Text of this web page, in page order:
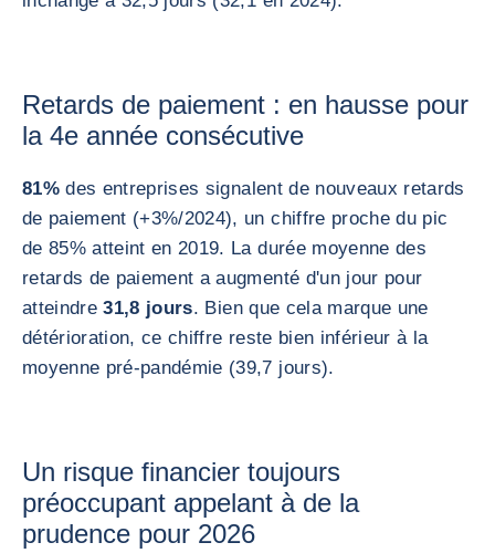
Retards de paiement : en hausse pour
la 4e année consécutive
81%des entreprises signalent de nouveaux retards
de paiement (+3%/2024), un chiffre proche du pic
de 85% atteint en 2019. La durée moyenne des
retards de paiement a augmenté d'un jour pour
atteindre31,8 jours. Bien que cela marque une
détérioration, ce chiffre reste bien inférieur à la
moyenne pré-pandémie (39,7 jours).
Un risque financier toujours
préoccupant appelant à de la
prudence pour 2026